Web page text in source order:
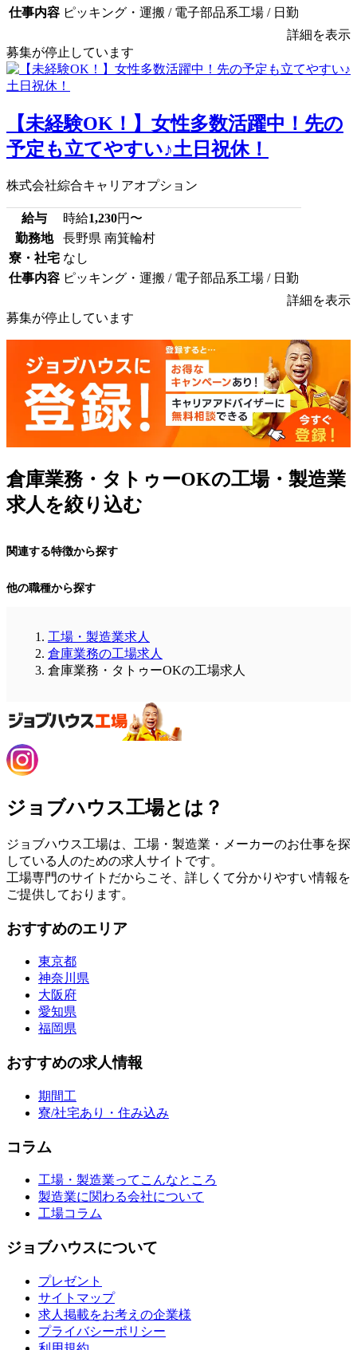
仕事内容 ピッキング・運搬 / 電子部品系工場 / 日勤
詳細を表示
募集が停止しています
【未経験OK！】女性多数活躍中！先の
予定も立てやすい♪土日祝休！
株式会社綜合キャリアオプション
給与 時給1,230円〜
勤務地
長野県 南箕輪村
寮・社宅 なし
仕事内容 ピッキング・運搬 / 電子部品系工場 / 日勤
詳細を表示
募集が停止しています
倉庫業務・タトゥーOKの工場・製造業
求人を絞り込む
関連する特徴から探す
他の職種から探す
工場・製造業求人
倉庫業務の工場求人
倉庫業務・タトゥーOKの工場求人
ジョブハウス工場とは？
ジョブハウス工場は、工場・製造業・メーカーのお仕事を探
している人のための求人サイトです。
工場専門のサイトだからこそ、詳しくて分かりやすい情報を
ご提供しております。
おすすめのエリア
東京都
神奈川県
大阪府
愛知県
福岡県
おすすめの求人情報
期間工
寮/社宅あり・住み込み
コラム
工場・製造業ってこんなところ
製造業に関わる会社について
工場コラム
ジョブハウスについて
プレゼント
サイトマップ
求人掲載をお考えの企業様
プライバシーポリシー